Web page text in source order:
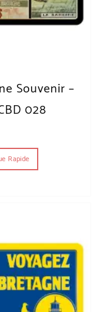
Souvenir –
028
Rapide